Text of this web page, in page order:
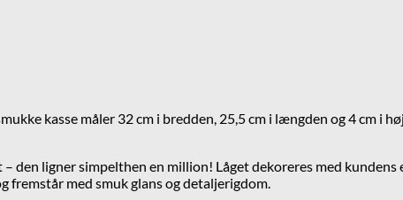
kasse måler 32 cm i bredden, 25,5 cm i længden og 4 cm i
ligner simpelthen en million! Låget dekoreres med kundens
med smuk glans og detaljerigdom.